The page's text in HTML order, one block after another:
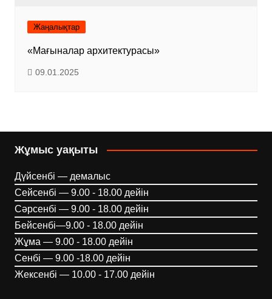
Жаңалықтар
«Мағыналар архитектурасы»
09.01.2025
Жұмыс уақыты
Дүйсенбі — демалыс
Сейсенбі — 9.00 - 18.00 дейін
Сәрсенбі — 9.00 - 18.00 дейін
Бейсенбі—9.00 - 18.00 дейін
Жұма — 9.00 - 18.00 дейін
Сенбі — 9.00 -18.00 дейін
Жексенбі — 10.00 - 17.00 дейін